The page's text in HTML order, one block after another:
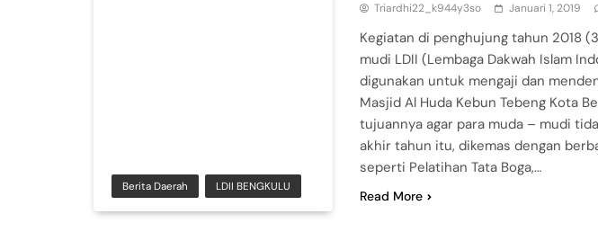
Berita Daerah LDII BENGKULU
Triardhi22_k944y3so Januari 1, 2019
Kegiatan di penghujung tahun 2018
mudi LDII (Lembaga Dakwah Islam
digunakan untuk mengaji dan
Masjid Al Huda Kebun Tebeng Kota
tujuannya agar para muda – mudi
akhir tahun itu, dikemas dengan
seperti Pelatihan Tata Boga,…
Read More